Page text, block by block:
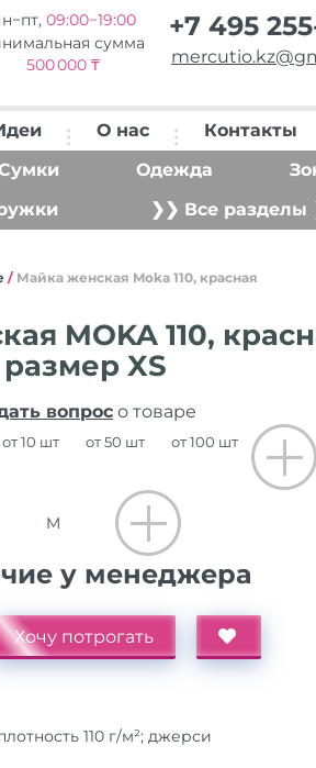
09:00−19:00
сумма
500 000 ₸
+7 495
О нас Контакты
Одежда
❯❯ Все разделы
/ Майка женская Moka 110, красная
MOKA 110,
размер XS
вопрос о товаре
от 10 шт от 50 шт от 100 шт
M
у менеджера
Хочу потрогать
110 г/м²; джерси